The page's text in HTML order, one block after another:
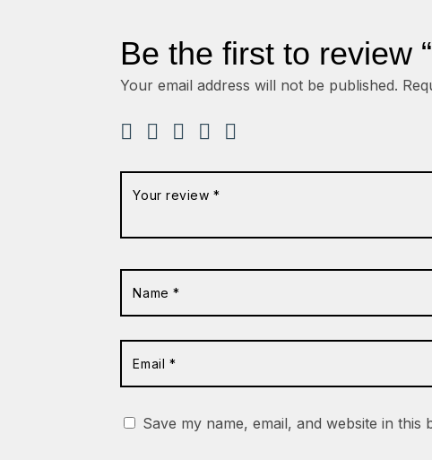
Be the first to review
Your email address will not be published.
Save my name, email, and website in